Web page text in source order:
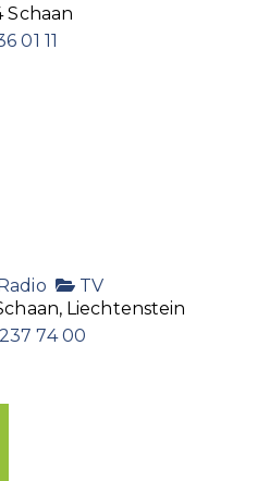
Schaan
01 11
Radio
TV
Liechtenstein
74 00